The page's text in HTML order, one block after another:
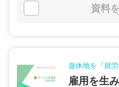
資料
遊休地を『就労
雇用を生